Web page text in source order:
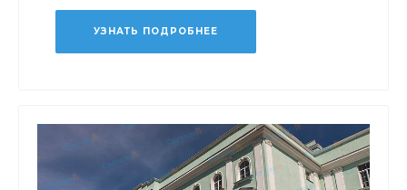
УЗНАТЬ ПОДРОБНЕЕ